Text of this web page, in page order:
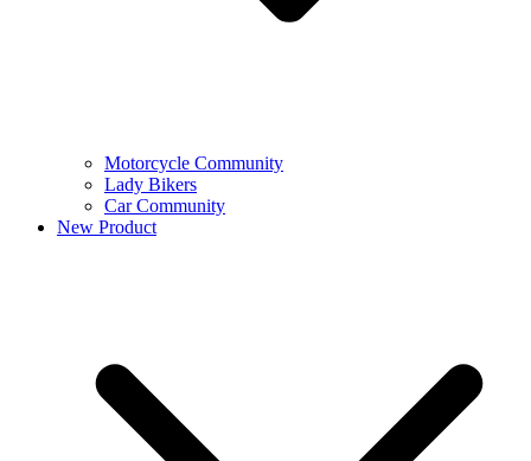
Motorcycle Community
Lady Bikers
Car Community
New Product